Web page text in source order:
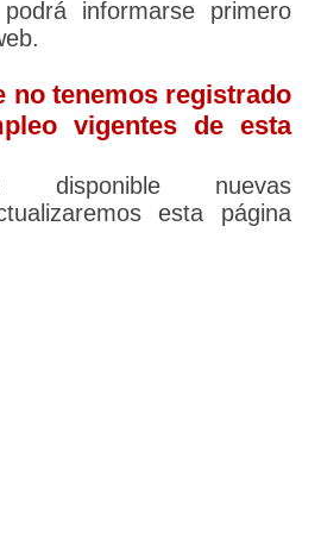
informarse primero
no tenemos registrado
vigentes de esta
disponible nuevas
esta página